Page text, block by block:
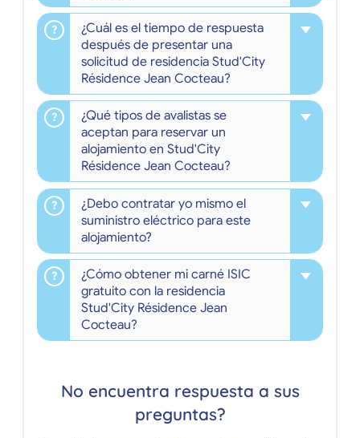
¿Cuál es el tiempo de respuesta
después de presentar una
solicitud de residencia Stud'City
Résidence Jean Cocteau?
¿Qué tipos de avalistas se
aceptan para reservar un
alojamiento en Stud'City
Résidence Jean Cocteau?
¿Debo contratar yo mismo el
suministro eléctrico para este
alojamiento?
¿Cómo obtener mi carné ISIC
gratuito con la residencia
Stud'City Résidence Jean
Cocteau?
No encuentra respuesta a sus
preguntas?